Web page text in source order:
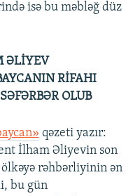
isə bu məbləğ düz
ƏLİYEV
RİFAHI
OLUB
qəzeti yazır:
İlham Əliyevin son
ölkəyə rəhbərliyinin ən
bu gün